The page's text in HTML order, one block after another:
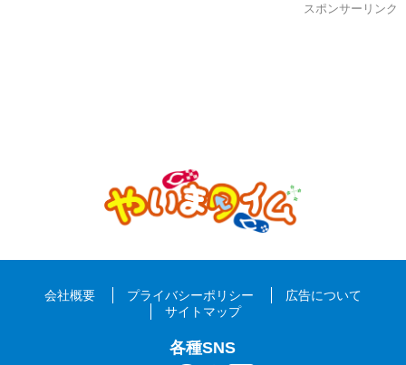
スポンサーリンク
会社概要 プライバシーポリシー
広告について
サイトマップ
各種SNS